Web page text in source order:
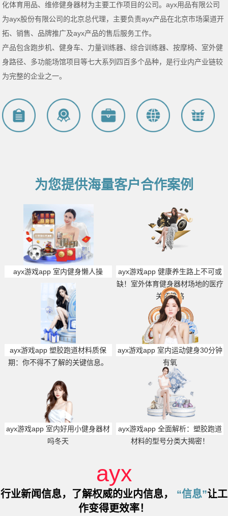
化体育用品、维修健身器材为主要工作项目的公司。ayx用品有限公司
为ayx股份有限公司的北京总代理，主要负责ayx产品在北京市场渠道开
拓、销售、品牌推广及ayx产品的售后服务工作。
产品包含跑步机、健身车、力量训练器、综合训练器、按摩椅、室外健
身路径、多功能场馆项目等七大系列四百多个品种，是行业内产业链较
为完整的企业之一。
为您提供海量客户合作案例
ayx游戏app 室内健身懒人操
ayx游戏app 健康养生路上不可或
缺！室外体育健身器材场地的医疗
关怀策略
ayx游戏app 塑胶跑道材料质保
期：你不得不了解的关键信息。
ayx游戏app 室内运动健身30分钟
有氧
ayx游戏app 室内好用小健身器材
吗冬天
ayx游戏app 全面解析：塑胶跑道
材料的型号分类大揭密！
ayx
行业新闻信息，了解权威的业内信息， “信息”让工
作变得更效率！